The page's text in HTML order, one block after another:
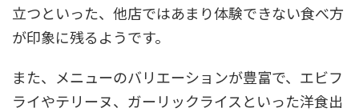
立つといった、他店ではあまり体験できない食べ方
が印象に残るようです。
また、メニューのバリエーションが豊富で、エビフ
ライやテリーヌ、ガーリックライスといった洋食出